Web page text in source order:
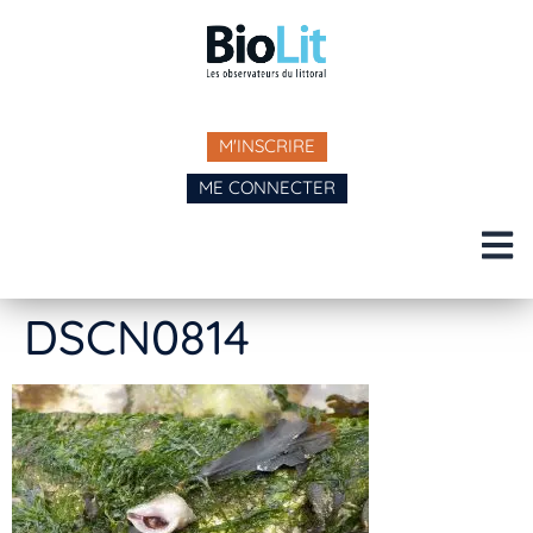
M'INSCRIRE
ME CONNECTER
DSCN0814